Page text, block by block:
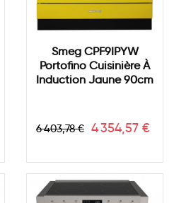
Smeg CPF9IPYW
Portofino Cuisinière À
Induction Jaune 90cm
Prix
6 403,78 € Prix
4 354,57 €